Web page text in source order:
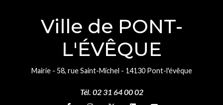
Ville de PONT-
L'ÉVÊQUE
Mairie - 58, rue Saint-Michel - 14130 Pont-l'évêque
Tél. 02 31 64 00 02